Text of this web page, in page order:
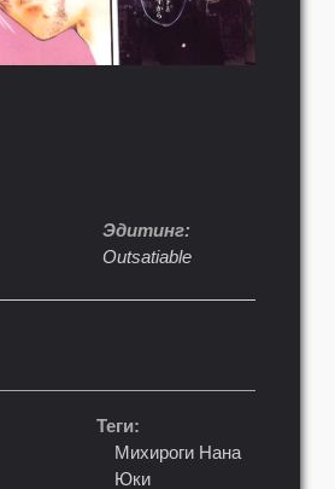
Эдитинг:
Outsatiable
Теги:
Михироги Нана
Юки